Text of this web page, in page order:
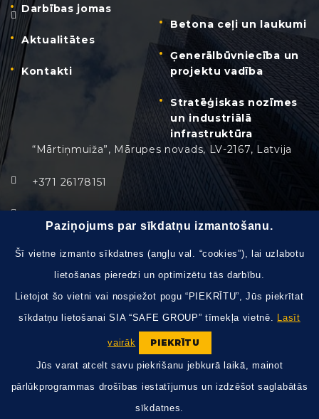
Darbības jomas
Aktualitātes
Kontakti
Betona ceļi un laukumi
Ģenerālbūvniecība un
projektu vadība
Stratēģiskas nozīmes
un industriālā
infrastruktūra
“Mārtiņmuiža”, Mārupes novads, LV-2167, Latvija
+371 26178151
info@safegroup.lv
Pirmdiena - Piektdiena: 8:30 – 17:30
Brīvdienas, svētku dienas: slēgts
© 2026 SAFE GROUP SIA Visas tiesības
aizsargātas.
Mājas lapas izstrāde sadarbībā ar
Paziņojums par sīkdatņu izmantošanu.
Šī vietne izmanto sīkdatnes (angļu val. “cookies”), lai uzlabotu
lietošanas pieredzi un optimizētu tās darbību.
Lietojot šo vietni vai nospiežot pogu “PIEKRĪTU”, Jūs piekrītat
sīkdatņu lietošanai SIA “SAFE GROUP” tīmekļa vietnē. Lasīt
vairāk PIEKRĪTU
Jūs varat atcelt savu piekrišanu jebkurā laikā, mainot
pārlūkprogrammas drošības iestatījumus un izdzēšot saglabātās
sīkdatnes.